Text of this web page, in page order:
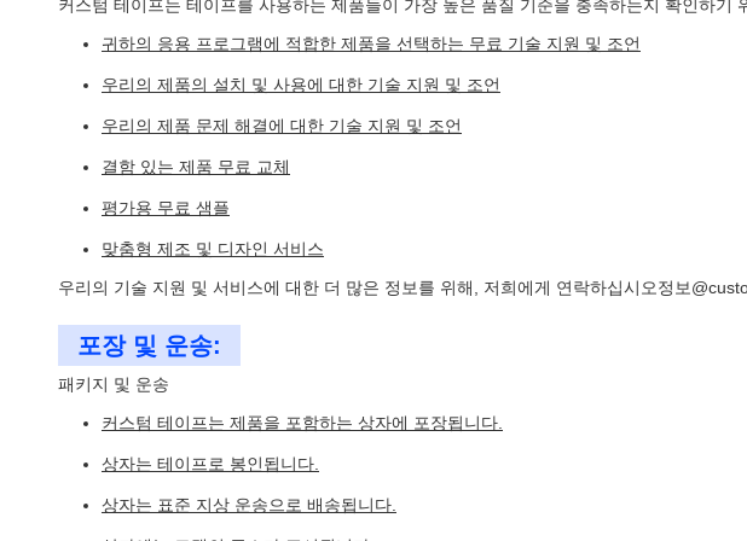
커스텀 테이프는 테이프를 사용하는 제품들이 가장 높은 품질 기준을 충족하는지 확인하
귀하의 응용 프로그램에 적합한 제품을 선택하는 무료 기술 지원 및 조언
우리의 제품의 설치 및 사용에 대한 기술 지원 및 조언
우리의 제품 문제 해결에 대한 기술 지원 및 조언
결함 있는 제품 무료 교체
평가용 무료 샘플
맞춤형 제조 및 디자인 서비스
우리의 기술 지원 및 서비스에 대한 더 많은 정보를 위해, 저희에게 연락하십시오정보
포장 및 운송:
패키지 및 운송
커스텀 테이프는 제품을 포함하는 상자에 포장됩니다.
상자는 테이프로 봉인됩니다.
상자는 표준 지상 운송으로 배송됩니다.